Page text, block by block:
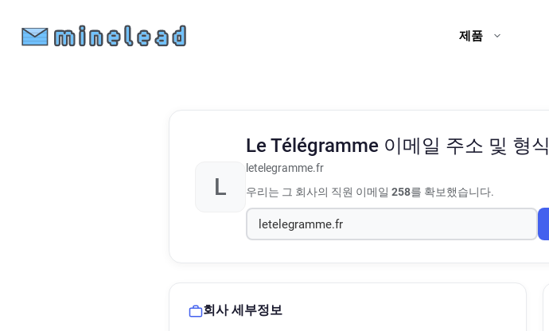
제품
L
Le Télégramme 이메일 주소 및 형식
letelegramme.fr
우리는 그 회사의 직원 이메일 258를 확보했습니다.
회사 세부정보